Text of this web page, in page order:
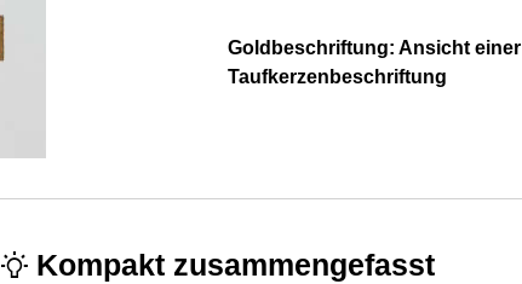
Goldbeschriftung: Ansicht einer
Taufkerzenbeschriftung
Kompakt zusammengefasst